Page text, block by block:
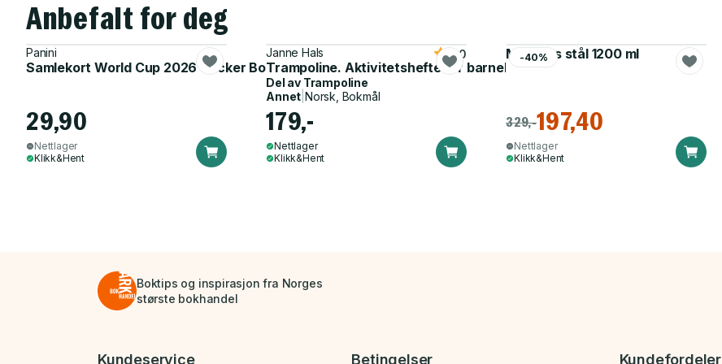
Anbefalt for deg
Panini
Samlekort World Cup 2026 Sticker Booster
29,90
Nettlager
Klikk&Hent
Janne Hals
Trampoline. Aktivitetshefte for barnehagen
5.0
Del av Trampoline
Annet Norsk, Bokmål
179,-
Nettlager
Klikk&Hent
-40%
Matboks stål 1200 ml
329,-197,40
Nettlager
Klikk&Hent
Boktips og inspirasjon fra Norges
største bokhandel
Bunnmeny
Kundeservice Betingelser Kundefordeler